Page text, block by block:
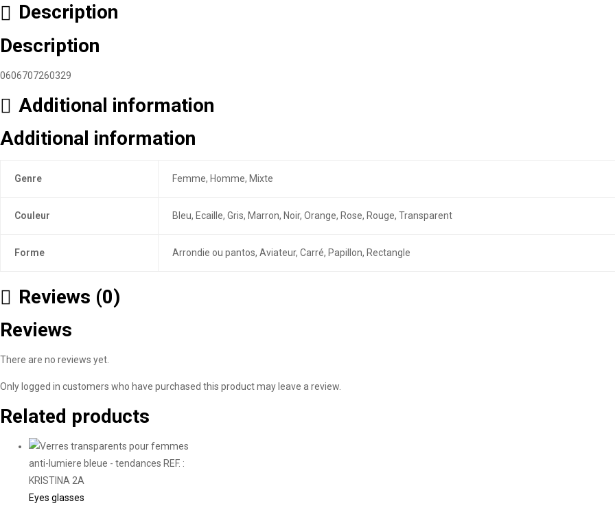
Description
Description
0606707260329
Additional information
Additional information
Genre Femme, Homme, Mixte
Couleur Bleu, Ecaille, Gris, Marron, Noir, Orange, Rose, Rouge, Transparent
Forme Arrondie ou pantos, Aviateur, Carré, Papillon, Rectangle
Reviews (0)
Reviews
There are no reviews yet.
Only logged in customers who have purchased this product may leave a review.
Related products
Eyes glasses